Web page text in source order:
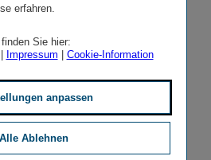
erfahren.
Sie hier:
Impressum Cookie-Information
anpassen
Alle Ablehnen